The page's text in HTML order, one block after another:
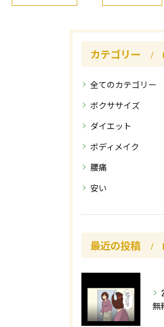
カテゴリー
全てのカテゴリー
ボクササイズ
ダイエット
ボディメイク
腰痛
安い
最近の投稿
無